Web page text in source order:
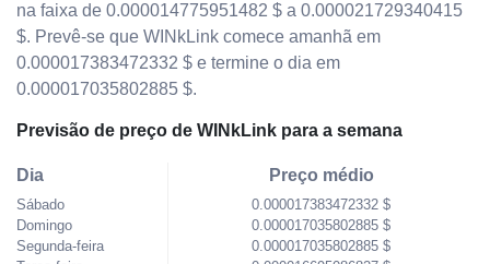
na faixa de 0.000014775951482 $ a 0.000021729340415
$. Prevê-se que WINkLink comece amanhã em
0.000017383472332 $ e termine o dia em
0.000017035802885 $.
Previsão de preço de WINkLink para a semana
Dia
Sábado
Domingo
Segunda-feira
Preço médio
0.000017383472332 $
0.000017035802885 $
0.000017035802885 $